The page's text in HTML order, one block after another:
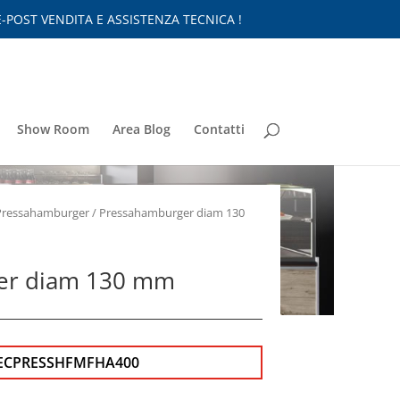
VENDITA E ASSISTENZA TECNICA !
Show Room Area Blog Contatti
/ Pressahamburger diam 130
diam 130 mm